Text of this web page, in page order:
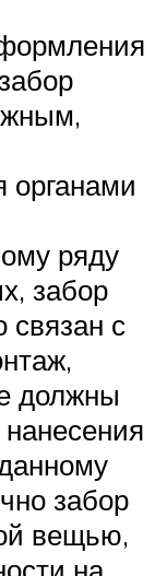
органами
ряду
забор
связан с
должны
забор
вещью,
на